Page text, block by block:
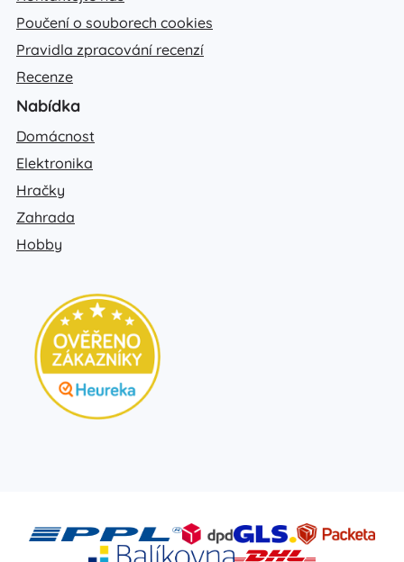
Poučení o souborech cookies
Pravidla zpracování recenzí
Recenze
Nabídka
Domácnost
Elektronika
Hračky
Zahrada
Hobby